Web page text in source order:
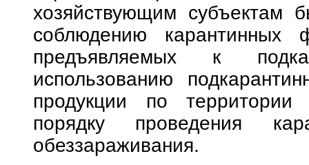
хозяйствующим субъектам
соблюдению карантинных
предъявляемых к
использованию
продукции по
порядку проведения
обеззараживания.